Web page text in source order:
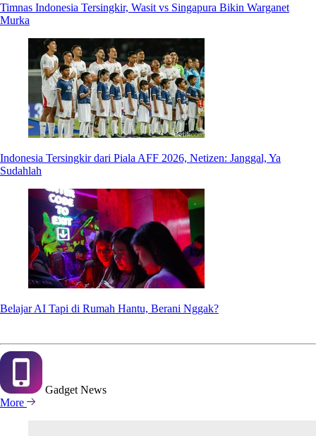
Timnas Indonesia Tersingkir, Wasit vs Singapura Bikin Warganet
Murka
Indonesia Tersingkir dari Piala AFF 2026, Netizen: Janggal, Ya
Sudahlah
Belajar AI Tapi di Rumah Hantu, Berani Nggak?
Gadget News
More